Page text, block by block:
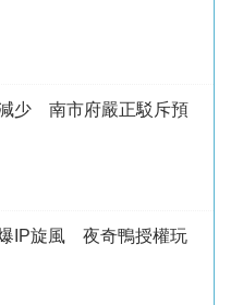
少 南市府嚴正駁斥預
IP旋風 夜奇鴨授權玩